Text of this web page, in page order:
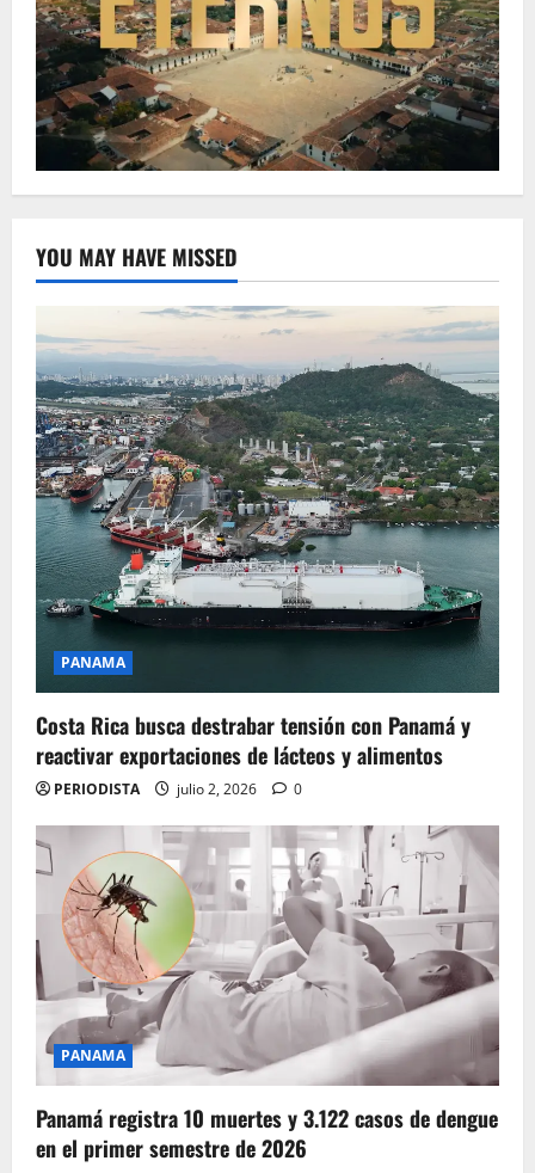
YOU MAY HAVE MISSED
PANAMA
Costa Rica busca destrabar tensión con Panamá y
reactivar exportaciones de lácteos y alimentos
PERIODISTA julio 2, 2026 0
PANAMA
Panamá registra 10 muertes y 3.122 casos de dengue
en el primer semestre de 2026